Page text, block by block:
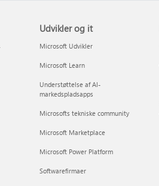
Udvikler og it
Microsoft Udvikler
Microsoft Learn
Understøttelse af AI-
markedspladsapps
Microsofts tekniske community
Microsoft Marketplace
Microsoft Power Platform
Softwarefirmaer